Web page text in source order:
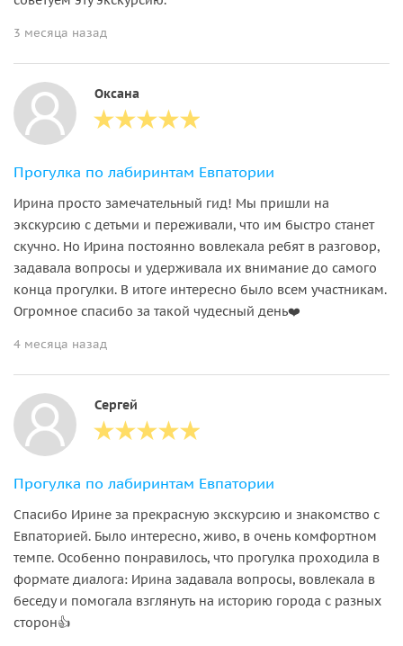
3 месяца назад
Оксана
Прогулка по лабиринтам Евпатории
Ирина просто замечательный гид! Мы пришли на
экскурсию с детьми и переживали, что им быстро станет
скучно. Но Ирина постоянно вовлекала ребят в разговор,
задавала вопросы и удерживала их внимание до самого
конца прогулки. В итоге интересно было всем участникам.
Огромное спасибо за такой чудесный день❤️
4 месяца назад
Сергей
Прогулка по лабиринтам Евпатории
Спасибо Ирине за прекрасную экскурсию и знакомство с
Евпаторией. Было интересно, живо, в очень комфортном
темпе. Особенно понравилось, что прогулка проходила в
формате диалога: Ирина задавала вопросы, вовлекала в
беседу и помогала взглянуть на историю города с разных
сторон👍